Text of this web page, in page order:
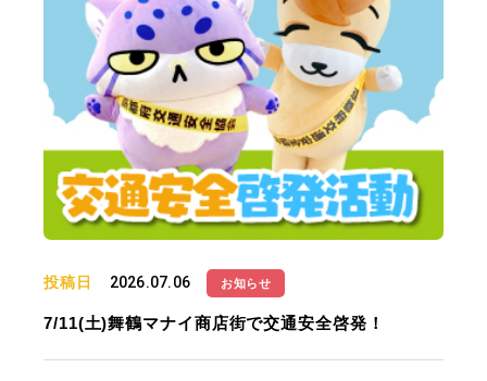
投稿日 2026.07.06 お知らせ
7/11(土)舞鶴マナイ商店街で交通安全啓発！